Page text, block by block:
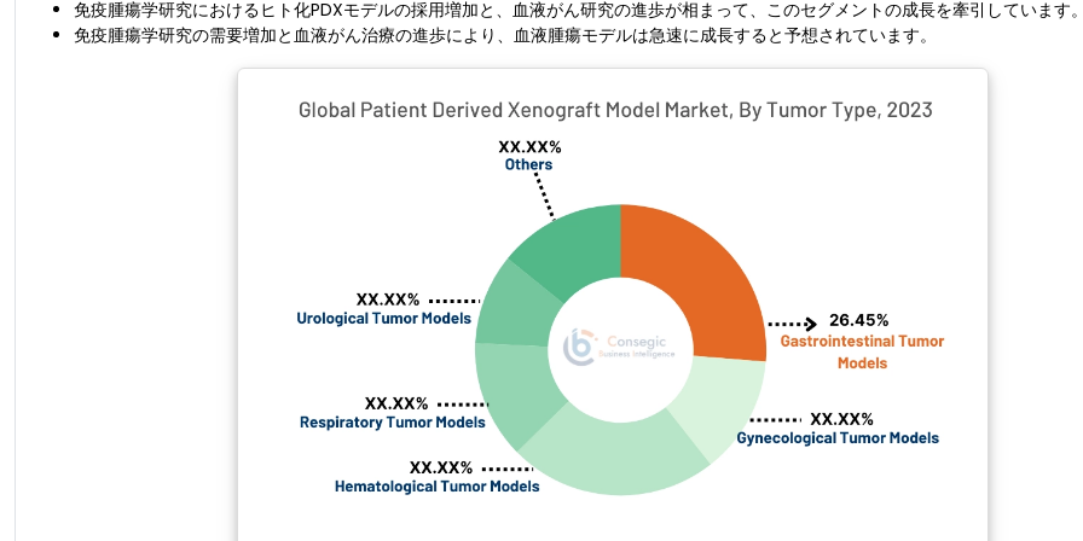
免疫腫瘍学研究におけるヒト化PDXモデルの採用増加と、血液がん研究の進歩が相まって、このセグメントの成長を牽引しています
免疫腫瘍学研究の需要増加と血液がん治療の進歩により、血液腫瘍モデルは急速に成長すると予想されています。